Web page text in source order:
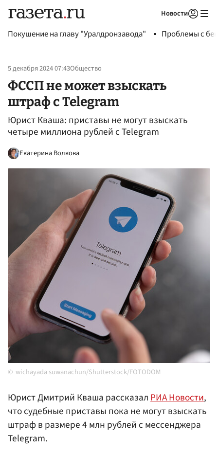
Новости
Покушение на главу "Уралдронзавода" Проблемы с
5 декабря 2024 07:43Общество
ФССП не может взыскать
штраф с Telegram
Юрист Кваша: приставы не могут взыскать
четыре миллиона рублей с Telegram
Екатерина Волкова
wichayada suwanachun/Shutterstock/FOTODOM
Юрист Дмитрий Кваша рассказалРИА Новости,
что судебные приставы пока не могут взыскать
штраф в размере 4 млн рублей с мессенджера
Telegram.